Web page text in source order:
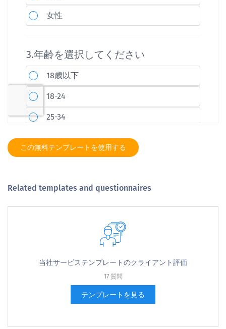
この無料テンプレートを使用する
Related templates and questionnaires
当社サービステンプレートのクライアント評価
17 質問
テンプレートを見る